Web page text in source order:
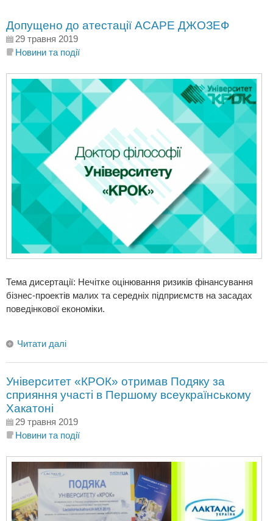
Допущено до атестації АСАРЕ ДЖОЗЕФ
29 травня 2019
Новини та події
Тема дисертації: Нечітке оцінювання ризиків фінансування
бізнес-проектів малих та середніх підприємств на засадах
поведінкової економіки.
Читати далі
Університет «КРОК» отримав Подяку за
сприяння участі в Першому всеукраїнському
Хакатоні
29 травня 2019
Новини та події